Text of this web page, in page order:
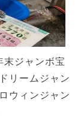
末ジャンボ宝
リームジャン
ウィンジャン